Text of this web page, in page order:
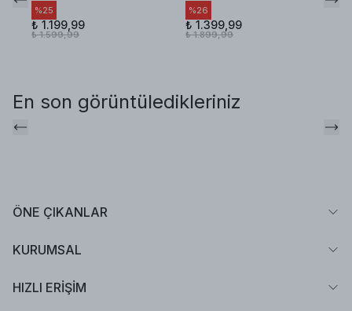
%25
₺ 1.199,99
₺ 1.599,99
%26
₺ 1.399,99
₺ 1.899,99
En son görüntüledikleriniz
ÖNE ÇIKANLAR
KURUMSAL
HIZLI ERİŞİM